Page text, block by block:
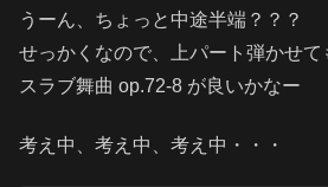
うーん、ちょっと中途半端？？？
せっかくなので、上パート弾かせて
スラブ舞曲 op.72-8 が良いかなー
考え中、考え中、考え中・・・